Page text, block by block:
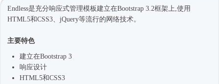
Endless是充分响应式管理模板建立在Bootstrap 3.2框架上,使用
HTML5和CSS3、jQuery等流行的网络技术。
主要特色
建立在Bootstrap 3
响应设计
HTML5和CSS3